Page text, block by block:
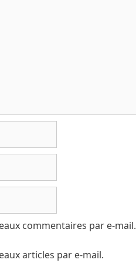
commentaires par e-mail.
articles par e-mail.